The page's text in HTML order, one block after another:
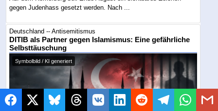
gegen Judenhass gesetzt werden. Nach ...
Deutschland -- Antisemitismus
DITIB als Partner gegen Islamismus: Eine gefährliche
Selbsttäuschung
Symbolbild / KI generiert